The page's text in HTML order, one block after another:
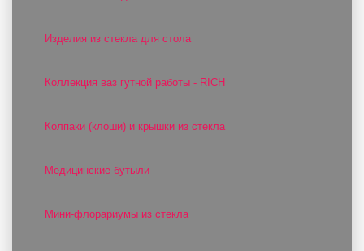
Изделия из стекла для стола
Коллекция ваз гутной работы - RICH
Колпаки (клоши) и крышки из стекла
Медицинские бутыли
Мини-флорариумы из стекла